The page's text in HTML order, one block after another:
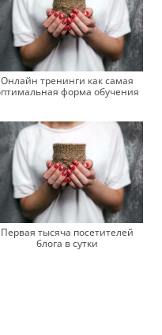
Онлайн тренинги как самая
форма обучения
Первая тысяча посетителей
блога в сутки